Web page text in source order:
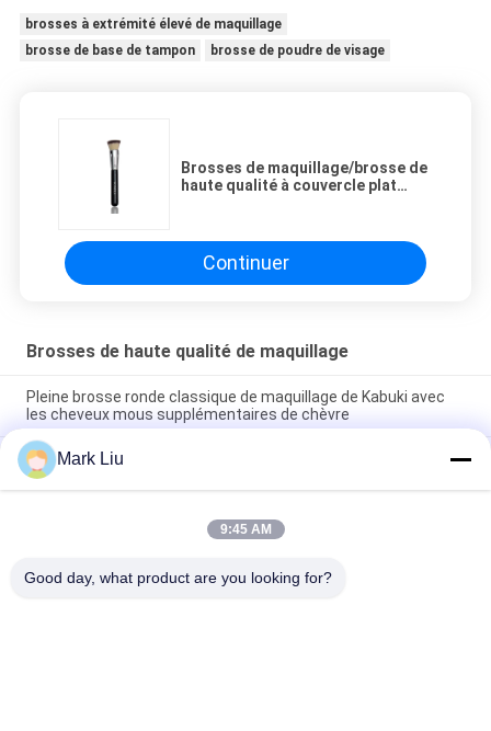
brosses à extrémité élevé de maquillage
brosse de base de tampon
brosse de poudre de visage
Brosses de maquillage/brosse de
haute qualité à couvercle plat
Continuer
Brosses de haute qualité de maquillage
Pleine brosse ronde classique de maquillage de Kabuki avec
les cheveux mous supplémentaires de chèvre
Brosse de maquillage de cheveux de chèvre de fan de beauté
de Vonira grande/brosses à extrémité élevé de maquillage
poignée en bois
Brosse pure de maquillage de joue de cheveux ultra mous de
Mark Liu
9:45 AM
Good day, what product are you looking for?